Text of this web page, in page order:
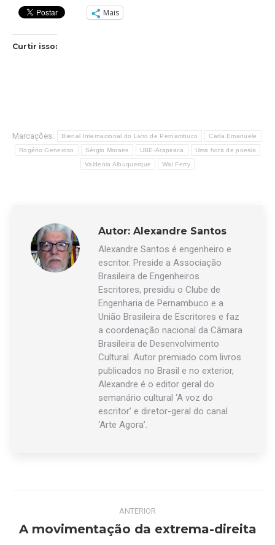
Mais
Curtir isso:
Marcações: Bienal Internacional do Livro de Pernambuco Carla Emanuele
Rogério Generoso Sérgio Moraes UBE-Arapiraca Uma hora de poesia
Valdenia Albuquerque Wal Ferry
Autor: Alexandre Santos
Alexandre Santos é engenheiro e
escritor. Preside a Associação
Brasileira de Engenheiros
Escritores, presidiu o Clube de
Engenharia de Pernambuco e a
União Brasileira de Escritores e faz
a coordenação nacional da Câmara
Brasileira de Desenvolvimento
Cultural. Autor premiado com livros
publicados no Brasil e no exterior,
Alexandre é o editor geral do
semanário cultural ‘A voz do
escritor’ e diretor-geral do canal
‘Arte Agora’.
Navegação
de
ANTERIOR
Post
A movimentação da extrema-direita